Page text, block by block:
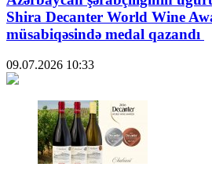
Shira Decanter World Wine
müsabiqəsində medal qazandı
09.07.2026 10:33